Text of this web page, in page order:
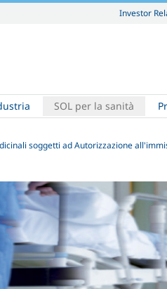
Investor
SOL per la sanità
soggetti ad Autorizzazione